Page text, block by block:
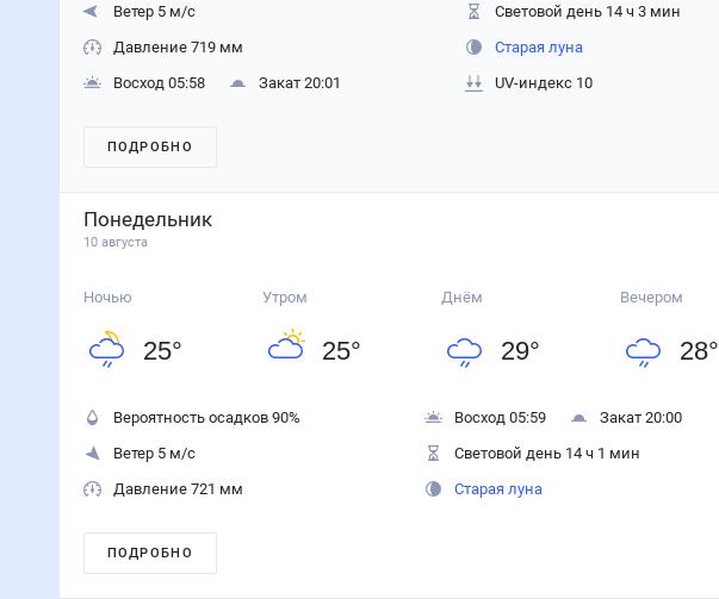
Ветер 5 м/с
Давление 719 мм
Восход 05:58
Закат 20:01
Световой день 14 ч 3 мин
Старая луна
UV-индекс 10
ПОДРОБНО
Понедельник
10 августа
Ночью
25°
Утром
25°
Днём
29°
Вечером
28°
Вероятность осадков 90%
Ветер 5 м/с
Давление 721 мм
Восход 05:59
Закат 20:00
Световой день 14 ч 1 мин
Старая луна
ПОДРОБНО